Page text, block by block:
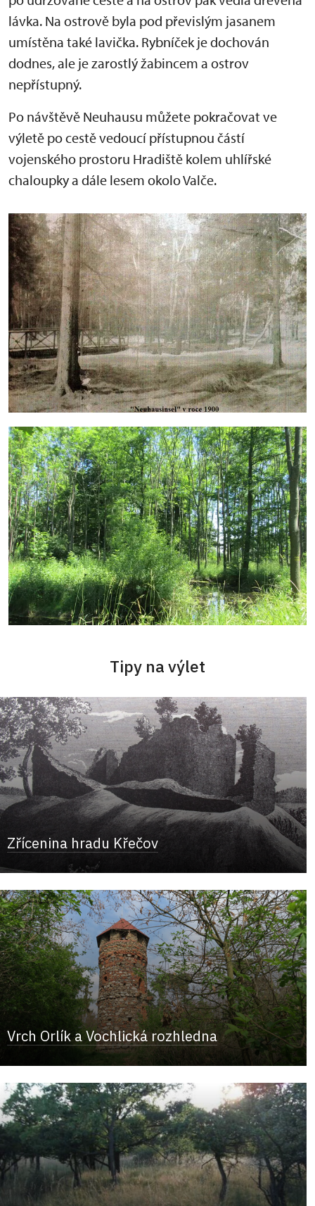
lávka. Na ostrově byla pod převislým jasanem
umístěna také lavička. Rybníček je dochován
dodnes, ale je zarostlý žabincem a ostrov
nepřístupný.
Po návštěvě Neuhausu můžete pokračovat ve
výletě po cestě vedoucí přístupnou částí
vojenského prostoru Hradiště kolem uhlířské
chaloupky a dále lesem okolo Valče.
Tipy na výlet
Zřícenina hradu Křečov
Vrch Orlík a Vochlická rozhledna